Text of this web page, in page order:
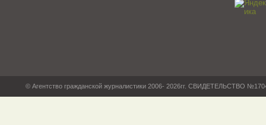
© Агентство гражданской журналистики 2006- 2026гг. СВИДЕТЕЛЬСТВО